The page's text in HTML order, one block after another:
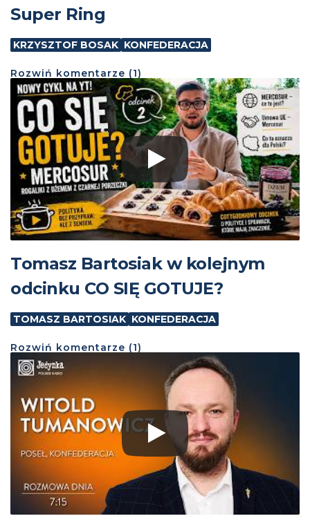
Super Ring
KRZYSZTOF BOSAK KONFEDERACJA
Rozwiń komentarze (1)
Tomasz Bartosiak w kolejnym
odcinku CO SIĘ GOTUJE?
TOMASZ BARTOSIAK KONFEDERACJA
Rozwiń komentarze (1)